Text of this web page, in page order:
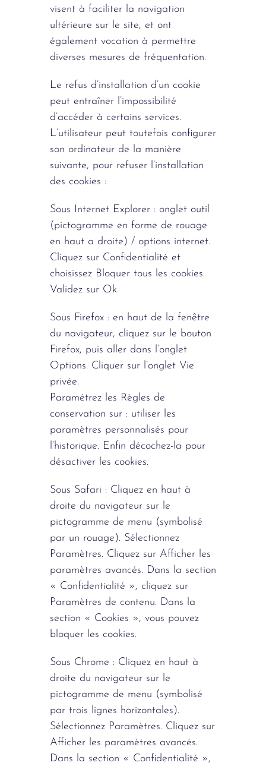
visent à faciliter la navigation
ultérieure sur le site, et ont
également vocation à permettre
diverses mesures de fréquentation.
Le refus d’installation d’un cookie
peut entraîner l’impossibilité
d’accéder à certains services.
L’utilisateur peut toutefois configurer
son ordinateur de la manière
suivante, pour refuser l’installation
des cookies :
Sous Internet Explorer : onglet outil
(pictogramme en forme de rouage
en haut a droite) / options internet.
Cliquez sur Confidentialité et
choisissez Bloquer tous les cookies.
Validez sur Ok.
Sous Firefox : en haut de la fenêtre
du navigateur, cliquez sur le bouton
Firefox, puis aller dans l’onglet
Options. Cliquer sur l’onglet Vie
privée.
Paramétrez les Règles de
conservation sur : utiliser les
paramètres personnalisés pour
l’historique. Enfin décochez-la pour
désactiver les cookies.
Sous Safari : Cliquez en haut à
droite du navigateur sur le
pictogramme de menu (symbolisé
par un rouage). Sélectionnez
Paramètres. Cliquez sur Afficher les
paramètres avancés. Dans la section
« Confidentialité », cliquez sur
Paramètres de contenu. Dans la
section « Cookies », vous pouvez
bloquer les cookies.
Sous Chrome : Cliquez en haut à
droite du navigateur sur le
pictogramme de menu (symbolisé
par trois lignes horizontales).
Sélectionnez Paramètres. Cliquez sur
Afficher les paramètres avancés.
Dans la section « Confidentialité »,